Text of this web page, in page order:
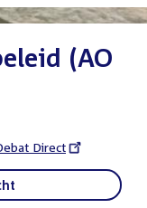
(AO
Direct